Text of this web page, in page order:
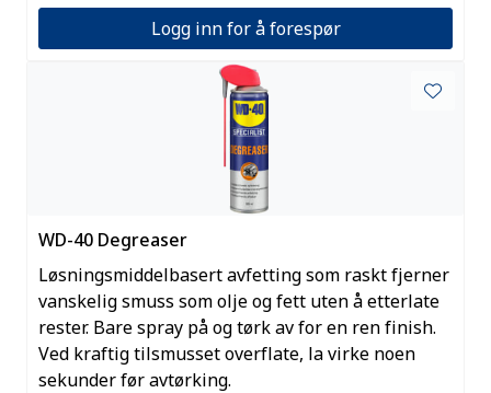
Logg inn for å forespør
WD-40 Degreaser
Løsningsmiddelbasert avfetting som raskt fjerner
vanskelig smuss som olje og fett uten å etterlate
rester. Bare spray på og tørk av for en ren finish.
Ved kraftig tilsmusset overflate, la virke noen
sekunder før avtørking.